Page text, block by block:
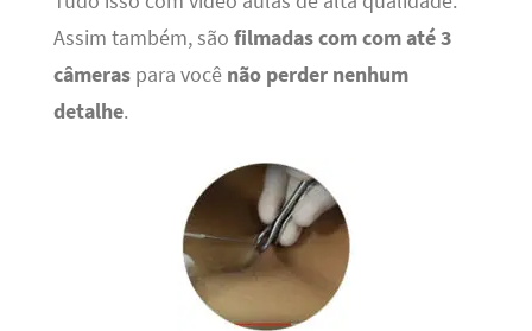
Assim também, são filmadas com com até 3
câmeraspara você não perder nenhum
detalhe.